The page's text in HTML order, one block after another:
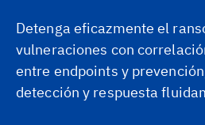
Detenga eficazmente el
vulneraciones con
entre endpoints y
detección y respuesta